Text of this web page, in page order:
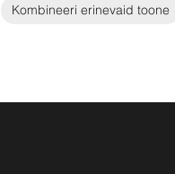
Kombineeri erinevaid toone